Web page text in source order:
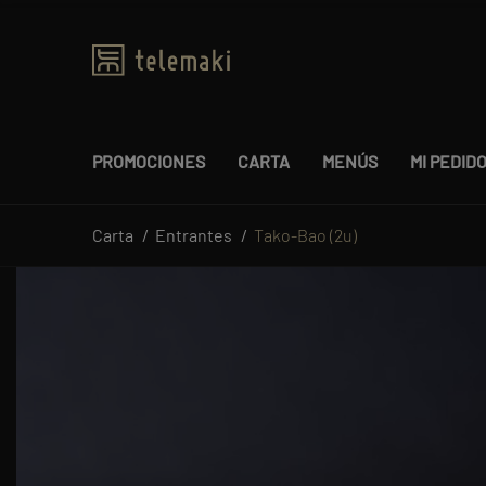
PROMOCIONES CARTA MENÚS MI PEDIDO
Carta Entrantes Tako-Bao (2u)